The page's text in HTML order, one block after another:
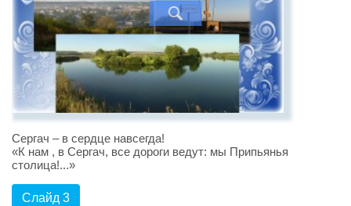
Сергач – в сердце навсегда!
«К нам , в Сергач, все дороги ведут: мы Припьянья
столица!...»
Слайд 3